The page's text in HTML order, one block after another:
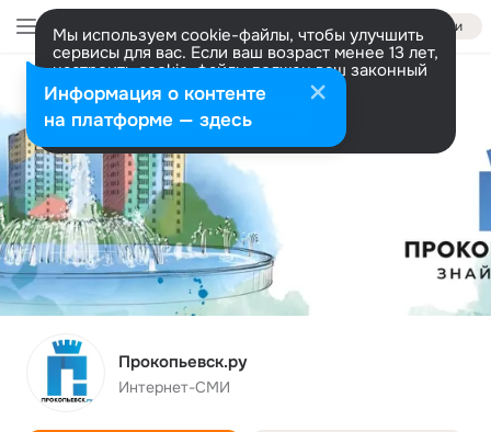
Войти
Мы используем cookie-файлы, чтобы улучшить
сервисы для вас. Если ваш возраст менее 13 лет,
настроить cookie-файлы должен ваш законный
представитель. Больше информации
Разрешить все Настроить
Прокопьевск.ру
Интернет-СМИ
Информация о контенте
на платформе — здесь